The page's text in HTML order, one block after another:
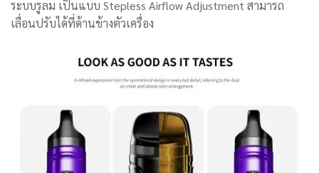
ระบบรูลม เป็นแบบ Stepless Airflow Adjustment สามารถ
เลื่อนปรับได้ที่ด้านข้างตัวเครื่อง